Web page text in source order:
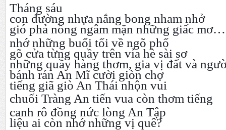
Tháng sáu
con đường nhựa nắng bong nham nhở
gió phả nồng ngâm mặn những giấc mơ…
nhớ những buổi tối về ngõ phố
gõ cửa từng quầy trên vỉa hè sài sơ
những quầy hàng thơm, gia vị đất và
bánh rán An Mĩ cười giòn chợ
tiếng giã giò An Thái nhộn vui
chuối Tràng An tiến vua còn thơm tiếng
canh rô đồng nức lòng An Tập
liệu ai còn nhớ những vị quê?